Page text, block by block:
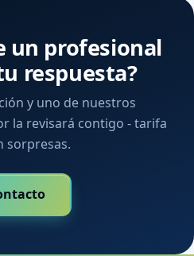
un profesional
respuesta?
y uno de nuestros
la revisará contigo - tarifa
sorpresas.